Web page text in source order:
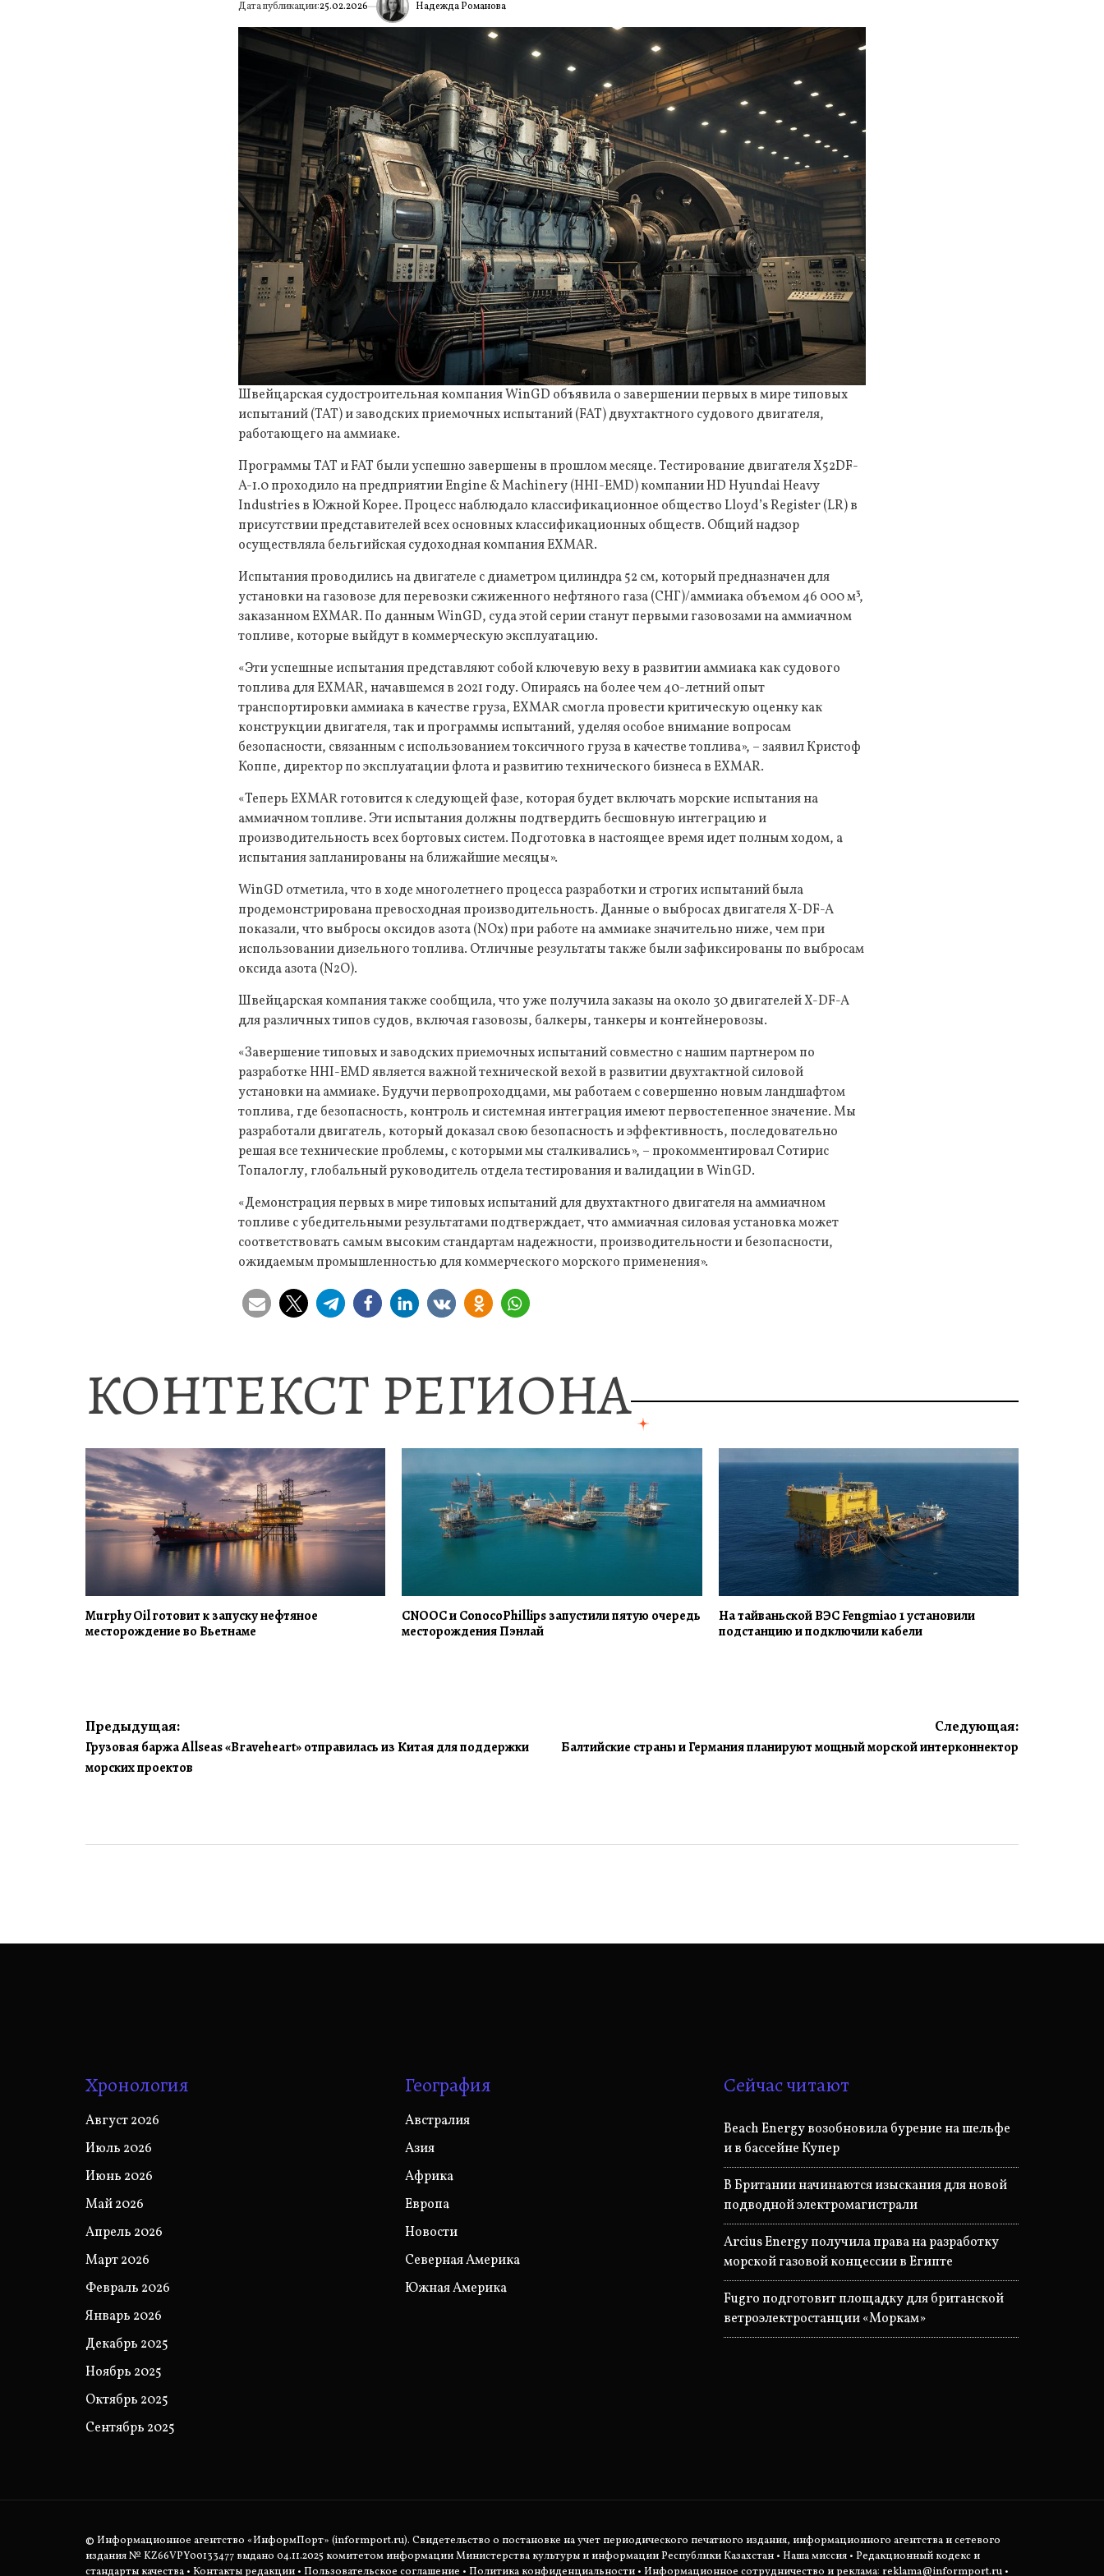
Дата публикации:25.02.2026 ИА Надежда Романова
Швейцарская судостроительная компания WinGD объявила о завершении первых в мире типовых
испытаний (TAT) и заводских приемочных испытаний (FAT) двухтактного судового двигателя,
работающего на аммиаке.
Программы TAT и FAT были успешно завершены в прошлом месяце. Тестирование двигателя X52DF-
A-1.0 проходило на предприятии Engine & Machinery (HHI-EMD) компании HD Hyundai Heavy
Industries в Южной Корее. Процесс наблюдало классификационное общество Lloyd’s Register (LR) в
присутствии представителей всех основных классификационных обществ. Общий надзор
осуществляла бельгийская судоходная компания EXMAR.
Испытания проводились на двигателе с диаметром цилиндра 52 см, который предназначен для
установки на газовозе для перевозки сжиженного нефтяного газа (СНГ)/аммиака объемом 46 000 м³,
заказанном EXMAR. По данным WinGD, суда этой серии станут первыми газовозами на аммиачном
топливе, которые выйдут в коммерческую эксплуатацию.
«Эти успешные испытания представляют собой ключевую веху в развитии аммиака как судового
топлива для EXMAR, начавшемся в 2021 году. Опираясь на более чем 40-летний опыт
транспортировки аммиака в качестве груза, EXMAR смогла провести критическую оценку как
конструкции двигателя, так и программы испытаний, уделяя особое внимание вопросам
безопасности, связанным с использованием токсичного груза в качестве топлива», – заявил Кристоф
Коппе, директор по эксплуатации флота и развитию технического бизнеса в EXMAR.
«Теперь EXMAR готовится к следующей фазе, которая будет включать морские испытания на
аммиачном топливе. Эти испытания должны подтвердить бесшовную интеграцию и
производительность всех бортовых систем. Подготовка в настоящее время идет полным ходом, а
испытания запланированы на ближайшие месяцы».
WinGD отметила, что в ходе многолетнего процесса разработки и строгих испытаний была
продемонстрирована превосходная производительность. Данные о выбросах двигателя X-DF-A
показали, что выбросы оксидов азота (NOx) при работе на аммиаке значительно ниже, чем при
использовании дизельного топлива. Отличные результаты также были зафиксированы по выбросам
оксида азота (N2O).
Швейцарская компания также сообщила, что уже получила заказы на около 30 двигателей X-DF-A
для различных типов судов, включая газовозы, балкеры, танкеры и контейнеровозы.
«Завершение типовых и заводских приемочных испытаний совместно с нашим партнером по
разработке HHI-EMD является важной технической вехой в развитии двухтактной силовой
установки на аммиаке. Будучи первопроходцами, мы работаем с совершенно новым ландшафтом
топлива, где безопасность, контроль и системная интеграция имеют первостепенное значение. Мы
разработали двигатель, который доказал свою безопасность и эффективность, последовательно
решая все технические проблемы, с которыми мы сталкивались», – прокомментировал Сотирис
Топалоглу, глобальный руководитель отдела тестирования и валидации в WinGD.
«Демонстрация первых в мире типовых испытаний для двухтактного двигателя на аммиачном
топливе с убедительными результатами подтверждает, что аммиачная силовая установка может
соответствовать самым высоким стандартам надежности, производительности и безопасности,
ожидаемым промышленностью для коммерческого морского применения».
КОНТЕКСТ РЕГИОНА
Murphy Oil готовит к запуску нефтяное
месторождение во Вьетнаме
CNOOC и ConocoPhillips запустили пятую очередь
месторождения Пэнлай
На тайваньской ВЭС Fengmiao 1 установили
подстанцию и подключили кабели
Навигация
по
Предыдущая:
Грузовая баржа Allseas «Braveheart» отправилась из Китая для поддержки
морских проектов
Следующая:
Балтийские страны и Германия планируют мощный морской интерконнектор
Хронология
Август 2026
Июль 2026
Июнь 2026
Май 2026
Апрель 2026
Март 2026
Февраль 2026
Январь 2026
Декабрь 2025
Ноябрь 2025
Октябрь 2025
Сентябрь 2025
География
Австралия
Азия
Африка
Европа
Новости
Северная Америка
Южная Америка
Сейчас читают
Beach Energy возобновила бурение на шельфе
и в бассейне Купер
В Британии начинаются изыскания для новой
подводной электромагистрали
Arcius Energy получила права на разработку
морской газовой концессии в Египте
Fugro подготовит площадку для британской
ветроэлектростанции «Моркам»
© Информационное агентство «ИнформПорт» (informport.ru). Свидетельство о постановке на учет периодического печатного издания, информационного агентства и сетевого
издания № KZ66VPY00133477 выдано 04.11.2025 комитетом информации Министерства культуры и информации Республики Казахстан •Наша миссия •Редакционный кодекс и
стандарты качества •Контакты редакции •Пользовательское соглашение •Политика конфиденциальности • Информационное сотрудничество и реклама:reklama@informport.ru •